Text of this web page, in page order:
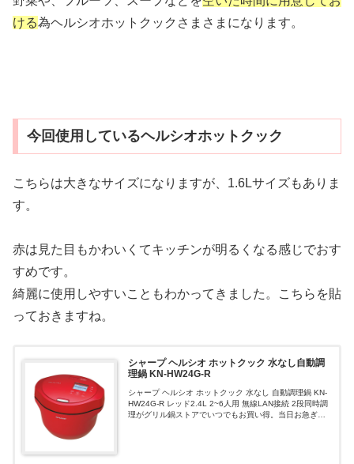
ける為ヘルシオホットクックさまさまになります。
今回使用しているヘルシオホットクック
こちらは大きなサイズになりますが、1.6Lサイズもありま
す。
赤は見た目もかわいくてキッチンが明るくなる感じでおす
すめです。
綺麗に使用しやすいこともわかってきました。こちらを貼
っておきますね。
シャープ ヘルシオ ホットクック 水なし自動調
理鍋 KN-HW24G-R
シャープ ヘルシオ ホットクック 水なし 自動調理鍋 KN-
HW24G-R レッド2.4L 2~6人用 無線LAN接続 2段同時調
理がグリル鍋ストアでいつでもお買い得。当日お急ぎ便